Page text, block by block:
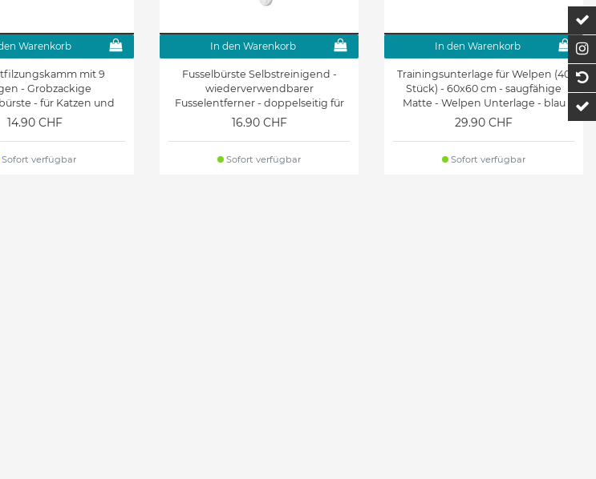
Warenkorb
mit 9
- Grobzackige
- für Katzen und
- Size M - blau
14.90 CHF
Sofort verfügbar
In den Warenkorb
Fusselbürste Selbstreinigend -
wiederverwendbarer
Fusselentferner - doppelseitig für
Kleidung & Tierhaare - weiss
16.90 CHF
Sofort verfügbar
In den Warenkorb
Trainingsunterlage für Welpen (40
Stück) - 60x60 cm - saugfähige
Matte - Welpen Unterlage - blau
29.90 CHF
Sofort verfügbar